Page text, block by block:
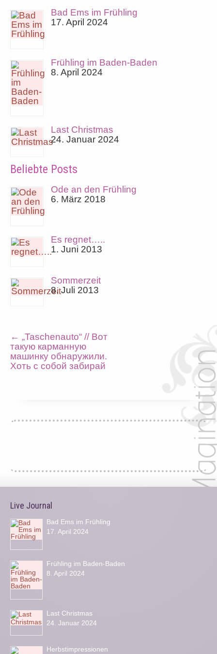
Bad Ems im Frühling
17. April 2024
Frühling im Baden-Baden
8. April 2024
Last Christmas
24. Januar 2024
Beliebte Posts
Ode an den Frühling
6. März 2018
Es regnet…..
1. Juni 2013
Sommerzeit
8. Juli 2013
← „Taschenauto“ // Вот
такую карманную
машинку обнаружили.
Хоть с собой забирай
Live Journal
Bad Ems im Frühling
17. April 2024
Frühling im Baden-Baden
8. April 2024
Last Christmas
24. Januar 2024
Herbstimpressionen